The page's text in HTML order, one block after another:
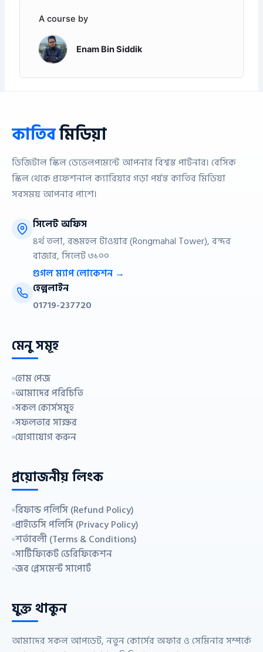
A course by
Enam Bin Siddik
কাতিবমিডিয়া
ডিজিটাল স্কিল ডেভেলপমেন্টে আপনার বিশ্বস্ত পার্টনার। বেসিক
স্কিল থেকে প্রফেশনাল ক্যারিয়ার গড়া পর্যন্ত কাতিব মিডিয়া
সবসময় আপনার পাশে।
সিলেট অফিস
৪র্থ তলা, রঙমহল টাওয়ার (Rongmahal Tower), বন্দর
বাজার, সিলেট ৩১০০
গুগল ম্যাপ লোকেশন →
হেল্পলাইন
01719-237720
মেনু সমূহ
হোম পেজ
আমাদের পরিচিতি
সকল কোর্সসমূহ
সফলতার সাক্ষর
যোগাযোগ করুন
প্রয়োজনীয় লিংক
রিফান্ড পলিসি (Refund Policy)
প্রাইভেসি পলিসি (Privacy Policy)
শর্তাবলী (Terms & Conditions)
সার্টিফিকেট ভেরিফিকেশন
জব প্লেসমেন্ট সাপোর্ট
যুক্ত থাকুন
আমাদের সকল আপডেট, নতুন কোর্সের অফার ও সেমিনার সম্পর্কে